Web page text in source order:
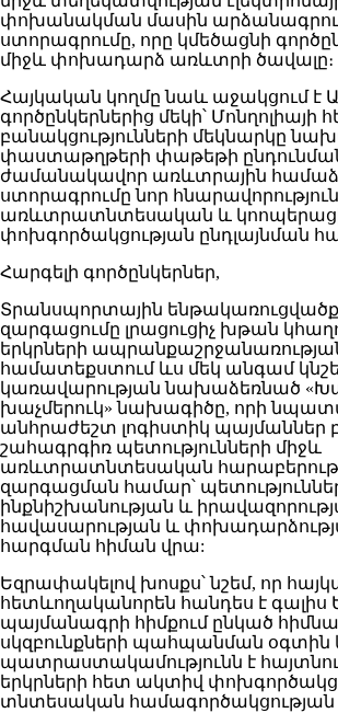
փոխանակման մասին
ստորագրումը, որը կմեծացնի
միջև փոխադարձ առևտրի ծավալը։
Հայկական կողմը նաև աջակցում է
գործընկերներից մեկի՝ Մոնղոլիայի
բանակցությունների մեկնարկը
փաստաթղթերի փաթեթի
ժամանակավոր առևտրային
ստորագրումը նոր
առևտրատնտեսական և
փոխգործակցության ընդլայնման
Հարգելի գործընկերներ,
Տրանսպորտային
զարգացումը լրացուցիչ խթան
երկրների
համատեքստում ևս մեկ անգամ
կառավարության նախաձեռնած
խաչմերուկ» նախագիծը, որի
անհրաժեշտ լոգիստիկ պայմաններ
շահագրգիռ պետությունների միջև
առևտրատնտեսական
զարգացման համար՝
ինքնիշխանության և
հավասարության և
հարգման հիման վրա:
Եզրափակելով խոսքս՝ նշեմ, որ
հետևողականորեն հանդես է գալիս
պայմանագրի հիմքում ընկած
սկզբունքների պահպանման օգտին
պատրաստակամությունն է
երկրների հետ ակտիվ
տնտեսական